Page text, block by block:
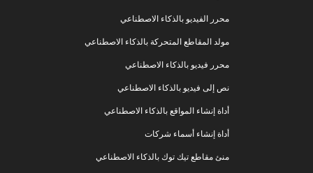
محرر الفيديو بالذكاء الاصطناعي
مولد المقاطع المتحركة بالذكاء الاصطناعي
محرر فيديو بالذكاء الاصطناعي
نص إلى فيديو بالذكاء الاصطناعي
أداة إنشاء المواقع بالذكاء الاصطناعي
أداة إنشاء أسماء شركات
منئ مقاطع تيك توك بالذكاء الاصطناعي